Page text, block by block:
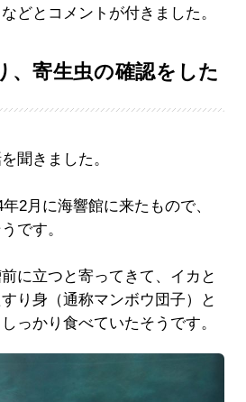
どとコメントが付きました。
、寄生虫の確認をした
聞きました。
2月に海響館に来たもので、
です。
に立つと寄ってきて、イカと
り身（通称マンボウ団子）と
っかり食べていたそうです。